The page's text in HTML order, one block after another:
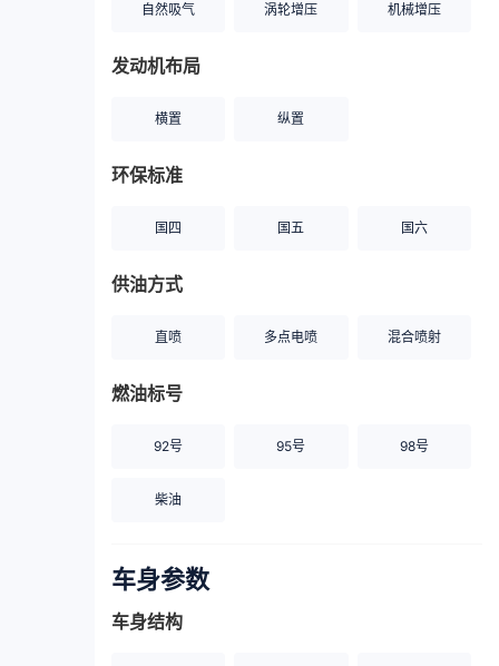
自然吸气 涡轮增压 机械增压
发动机布局
横置 纵置
环保标准
国四 国五 国六
供油方式
直喷 多点电喷 混合喷射
燃油标号
92号 95号 98号
柴油
车身参数
车身结构